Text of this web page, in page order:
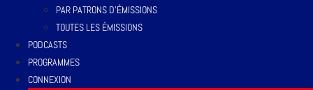
PAR PATRONS D’ÉMISSIONS
TOUTES LES ÉMISSIONS
PODCASTS
PROGRAMMES
CONNEXION